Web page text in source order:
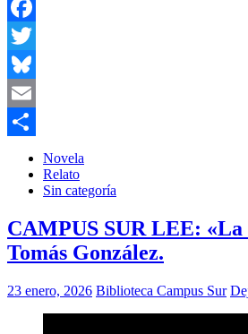
Facebook
Twitter
Bluesky
Email
Compartir
Novela
Relato
Sin categoría
CAMPUS SUR LEE:
Tomás González.
23 enero, 2026 Biblioteca Campus Sur